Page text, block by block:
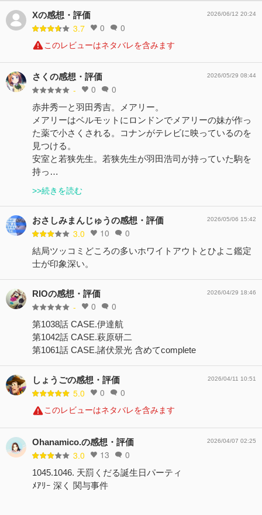
Xの感想・評価
3.7 0 0
2026/06/12 20:24
このレビューはネタバレを含みます
さくの感想・評価
- 0 0
2026/05/29 08:44
赤井秀一と羽田秀吉。メアリー。
メアリーはベルモットにロンドンでメアリーの妹が作っ
た薬で小さくされる。コナンがテレビに映っているのを
見つける。
安室と若狭先生。若狭先生が羽田浩司が持っていた駒を
持っ…
>>続きを読む
おさしみまんじゅうの感想・評価
3.0 10 0
2026/05/06 15:42
結局ツッコミどころの多いホワイトアウトとひよこ鑑定
士が印象深い。
RIOの感想・評価
- 0 0
2026/04/29 18:46
第1038話 CASE.伊達航
第1042話 CASE.萩原研二
第1061話 CASE.諸伏景光 含めてcomplete
しょうごの感想・評価
5.0 0 0
2026/04/11 10:51
このレビューはネタバレを含みます
Ohanamico.の感想・評価
3.0 13 0
2026/04/07 02:25
1045.1046. 天罰くだる誕生日パーティ
ﾒｱﾘｰ 深く 関与事件